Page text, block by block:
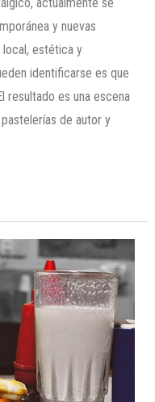
y nuevas
local, estética y
identificarse es que
resultado es una escena
de autor y